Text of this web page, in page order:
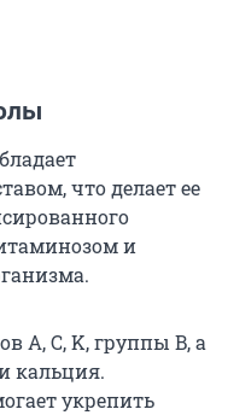
что делает ее
и
A, C, K, группы B, а
кальция.
укрепить